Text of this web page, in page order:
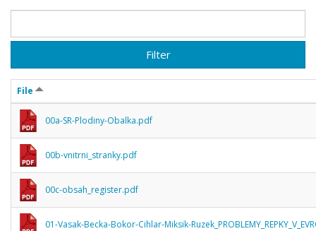
Filter
File
00a-SR-Plodiny-Obalka.pdf
00b-vnitrni_stranky.pdf
00c-obsah_register.pdf
01-Vasak-Becka-Bokor-Cihlar-Miksik-